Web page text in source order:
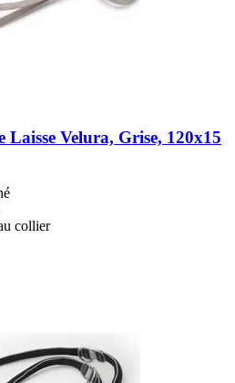
Laisse Velura, Grise, 120x15
collier